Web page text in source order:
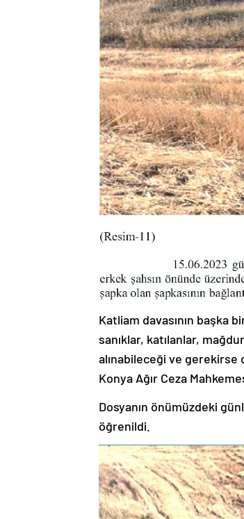
Katliam davasının başka
sanıklar, katılanlar,
alınabileceği ve gerekirse
Konya Ağır Ceza
Dosyanın önümüzdeki
öğrenildi.